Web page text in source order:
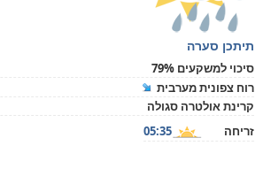
תיתכן סערה
סיכוי למשקעים 79%
רוח צפונית מערבית
קרינת אולטרה סגולה
זריחה
05:35